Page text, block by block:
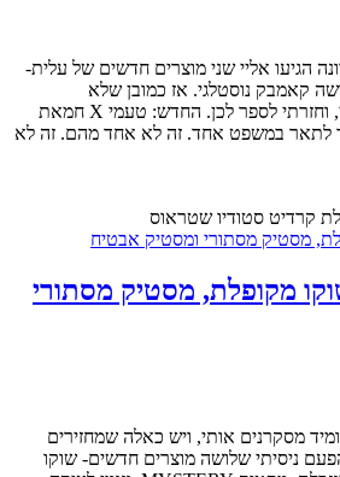
הגיעו אליי שני מוצרים חדשים של עלית-
קאמבק נוסטלגי. אז כמובן שלא
התאפקתי, פתחתי, טעמתי, וחזרתי לספר לכן. החדש: טעמי X חמאת
לתאר במשפט אחד. זה לא אחד מהם. זה לא
מסטיק מסתורי ומסטיק אבטיח
מקופלת, מסטיק מסתורי
מסקרנים אותי, ויש כאלה שמחזירים
ניסיתי שלושה מוצרים חדשים- שוקו